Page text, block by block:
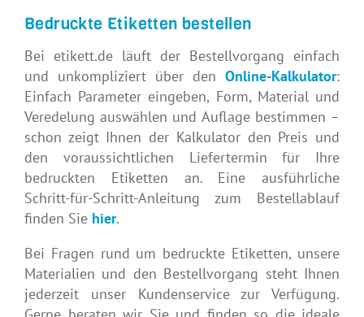
Bedruckte Etiketten bestellen
Bei etikett.de läuft der Bestellvorgang einfach
und unkompliziert über den Online-Kalkulator:
Einfach Parameter eingeben, Form, Material und
Veredelung auswählen und Auflage bestimmen –
schon zeigt Ihnen der Kalkulator den Preis und
den voraussichtlichen Liefertermin für Ihre
bedruckten Etiketten an. Eine ausführliche
Schritt-für-Schritt-Anleitung zum Bestellablauf
finden Sie hier.
Bei Fragen rund um bedruckte Etiketten, unsere
Materialien und den Bestellvorgang steht Ihnen
jederzeit unser Kundenservice zur Verfügung.